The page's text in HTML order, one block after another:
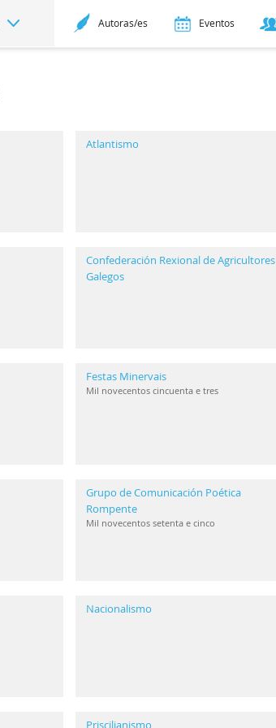
Autoras/es Eventos
Atlantismo
Confederación Rexional de Agricultores
Galegos
Festas Minervais
Mil novecentos cincuenta e tres
Grupo de Comunicación Poética
Rompente
Mil novecentos setenta e cinco
Nacionalismo
Priscilianismo